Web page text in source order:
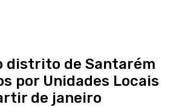
distrito de Santarém
por Unidades Locais
de janeiro